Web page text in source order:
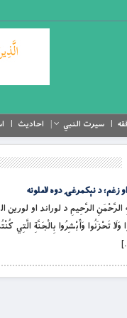
سیرت النبي احادیث
زغم؛ د نېكمرغۍ دوه لاملونه
الرَّحِيمِ د لوراند او لورین